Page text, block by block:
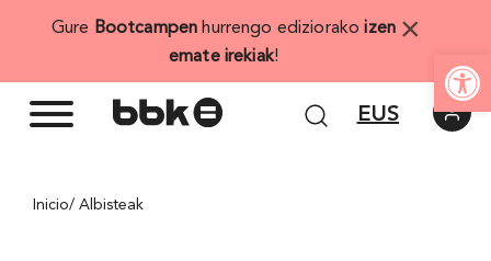
Gure Bootcampen hurrengo ediziorakoizen
emate irekiak!
×
EUS
Inicio/ Albisteak